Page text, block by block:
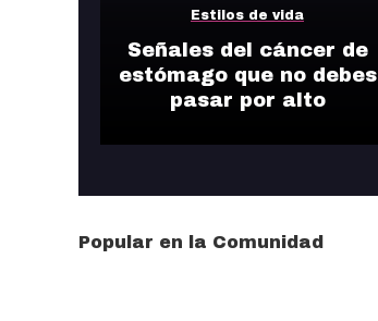
Estilos de vida
Señales del cáncer de
estómago que no debes
pasar por alto
Popular en la Comunidad